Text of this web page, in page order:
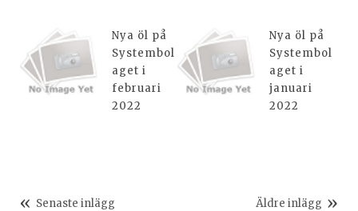
Nya öl på
Systembol
aget i
februari
2022
Nya öl på
Systembol
aget i
januari
2022
Senaste inlägg Äldre inlägg